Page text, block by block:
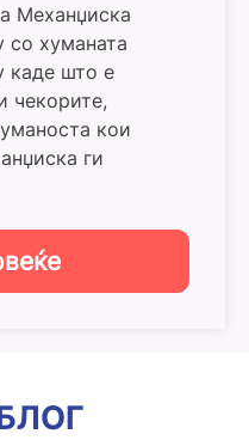
Механџиска
со хуманата
каде што е
чекорите,
кои
ги